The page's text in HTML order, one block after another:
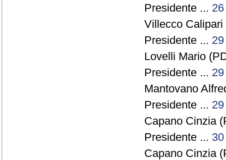
Presidente ... 26
Villecco
Presidente ... 29
Lovelli Mario
Presidente ... 29
Mantovano
Presidente ... 29
Capano Cinzia
Presidente ... 30
Capano Cinzia